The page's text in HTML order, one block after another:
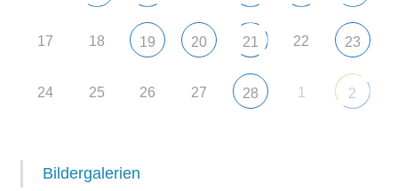
17 18 19 20 21 22 23
24 25 26 27 28 1 2
Bildergalerien